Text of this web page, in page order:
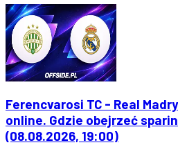
Ferencvarosi TC - Real
online. Gdzie obejrzeć
(08.08.2026, 19:00)